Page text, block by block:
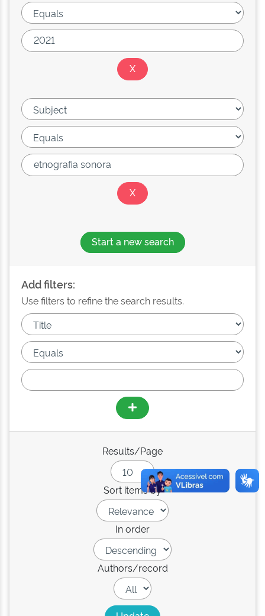
Start a new search
Add filters:
Use filters to refine the search results.
Results/Page
Sort items by
In order
Authors/record